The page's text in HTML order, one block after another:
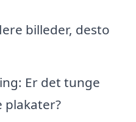
billeder, desto
Er det tunge
plakater?